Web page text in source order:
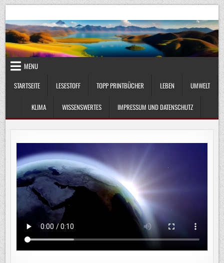
Skip
to
content
UmweltKlima.com
MENU
STARTSEITE
LESESTOFF TOPP PRINTBÜCHER LEBEN UMWELT
KLIMA WISSENSWERTES IMPRESSUM UND DATENSCHUTZ